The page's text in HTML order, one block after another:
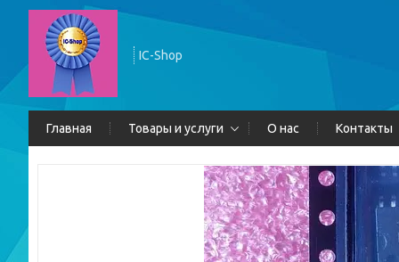
IC-Shop
Главная Товары и услуги О нас Контакты